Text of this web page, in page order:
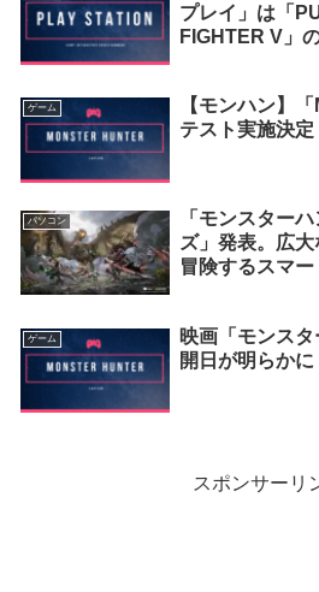
プレイ」は「
FIGHTER V」
ゲーム
【モンハン】
テスト実施決定
パソコン
「モンスター
ズ」発表。広
冒険するスマ
ゲーム
映画「モンス
開日が明らかに
スポンサーリ